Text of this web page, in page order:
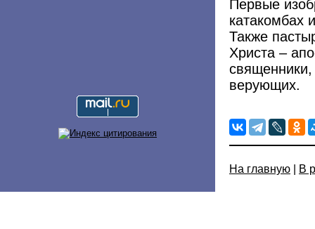
Первые
катакомбах
Также
Христа –
верующих.
На главную | В